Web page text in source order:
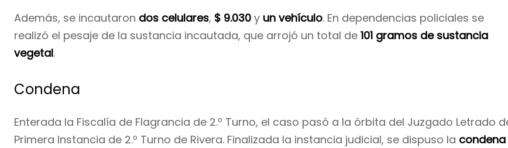
Además, se incautaron dos celulares, $ 9.030 y un vehículo. En dependencias policiales se
realizó el pesaje de la sustancia incautada, que arrojó un total de 101 gramos de sustancia
vegetal.
Condena
Enterada la Fiscalía de Flagrancia de 2.º Turno, el caso pasó a la órbita del Juzgado Letrado
Primera Instancia de 2.º Turno de Rivera. Finalizada la instancia judicial, se dispuso la condena